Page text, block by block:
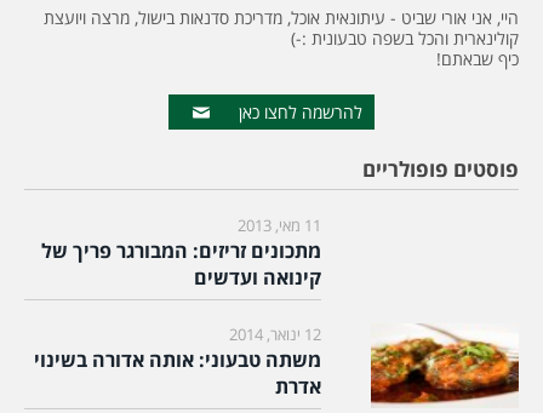
היי, אני אורי שביט - עיתונאית אוכל, מדריכת סדנאות בישול, מרצה ויועצת
קולינארית והכל בשפה טבעונית :-)
כיף שבאתם!
להרשמה לחצו כאן
פוסטים פופולריים
11 מאי, 2013
מתכונים זריזים: המבורגר פריך של
קינואה ועדשים
12 ינואר, 2014
משתה טבעוני: אותה אדורה בשינוי
אדרת